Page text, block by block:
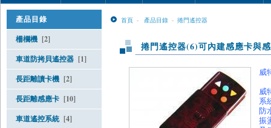
產品目錄
柵欄機 [2]
車道防拷貝遙控器 [1]
長距離讀卡機 [2]
長距離感應卡 [10]
車道遙控系統 [4]
首頁 - 產品目錄 - 捲門遙控器
捲門遙控器(6)可內建感應卡與
威
威
系
防
振